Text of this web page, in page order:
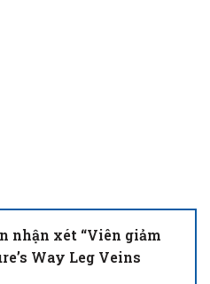
nhận xét “Viên giảm
Way Leg Veins